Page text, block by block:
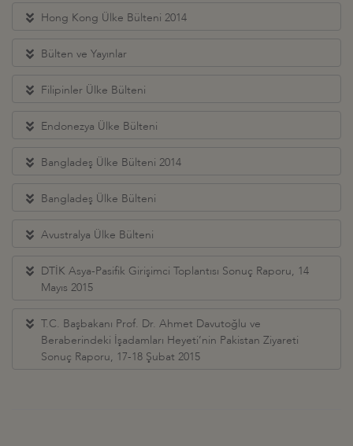
Hong Kong Ülke Bülteni 2014
Bülten ve Yayınlar
Filipinler Ülke Bülteni
Endonezya Ülke Bülteni
Bangladeş Ülke Bülteni 2014
Bangladeş Ülke Bülteni
Avustralya Ülke Bülteni
DTİK Asya-Pasifik Girişimci Toplantısı Sonuç Raporu, 14
Mayıs 2015
T.C. Başbakanı Prof. Dr. Ahmet Davutoğlu ve
Beraberindeki İşadamları Heyeti’nin Pakistan Ziyareti
Sonuç Raporu, 17-18 Şubat 2015